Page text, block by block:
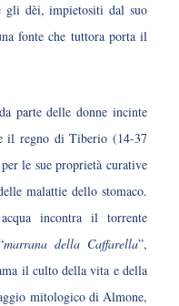
gli dèi, impietositi dal suo
fonte che tuttora porta il
parte delle donne incinte
il regno di Tiberio (14-37
le sue proprietà curative
malattie dello stomaco.
incontra il torrente
marrana della Caffarella”,
il culto della vita e della
mitologico di Almone,